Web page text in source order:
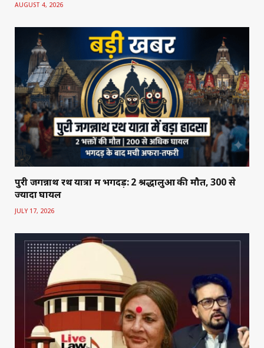
AUGUST 4, 2026
पुरी जगन्नाथ रथ यात्रा में भगदड़: 2 श्रद्धालुओं की मौत, 300 से
ज्यादा घायल
JULY 17, 2026